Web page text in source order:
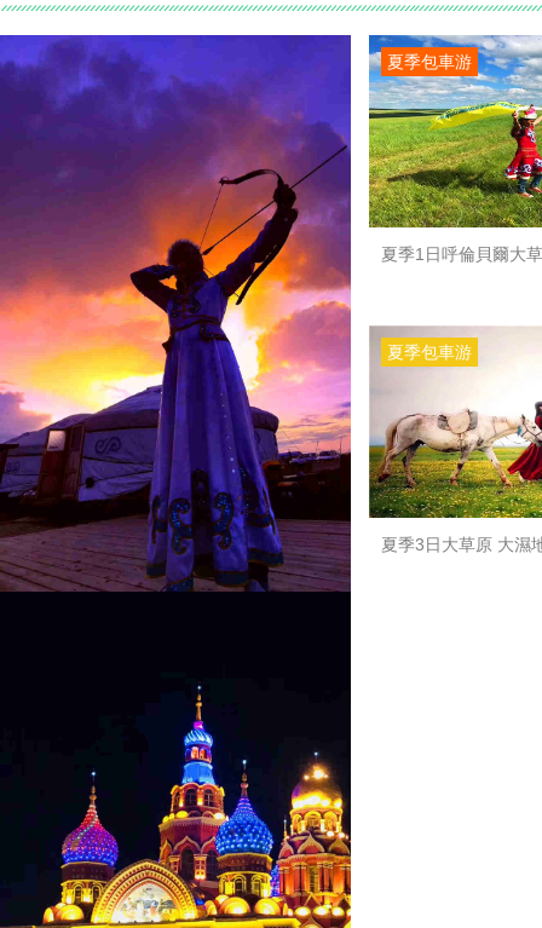
夏季包車游
夏季1日呼倫貝爾大
夏季包車游
夏季3日大草原 大濕